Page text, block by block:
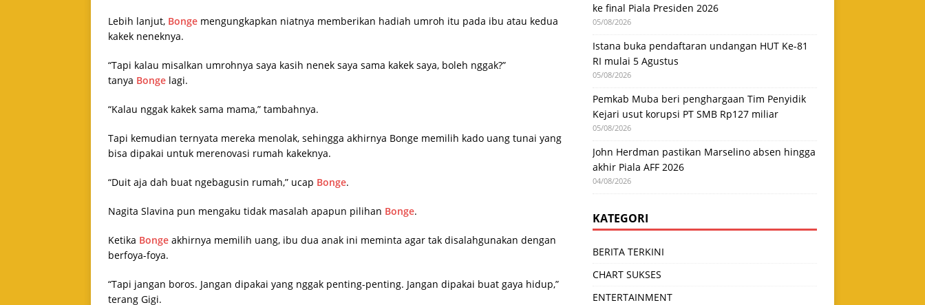
Lebih lanjut, Bonge mengungkapkan niatnya memberikan hadiah umroh itu pada ibu atau kedua
kakek neneknya.
“Tapi kalau misalkan umrohnya saya kasih nenek saya sama kakek saya, boleh nggak?”
tanya Bonge lagi.
“Kalau nggak kakek sama mama,” tambahnya.
Tapi kemudian ternyata mereka menolak, sehingga akhirnya Bonge memilih kado uang tunai yang
bisa dipakai untuk merenovasi rumah kakeknya.
“Duit aja dah buat ngebagusin rumah,” ucap Bonge.
Nagita Slavina pun mengaku tidak masalah apapun pilihan Bonge.
Ketika Bonge akhirnya memilih uang, ibu dua anak ini meminta agar tak disalahgunakan dengan
berfoya-foya.
“Tapi jangan boros. Jangan dipakai yang nggak penting-penting. Jangan dipakai buat gaya hidup,”
terang Gigi.
ke final Piala Presiden 2026
05/08/2026
Istana buka pendaftaran undangan HUT Ke-81
RI mulai 5 Agustus
05/08/2026
Pemkab Muba beri penghargaan Tim Penyidik
Kejari usut korupsi PT SMB Rp127 miliar
05/08/2026
John Herdman pastikan Marselino absen hingga
akhir Piala AFF 2026
04/08/2026
KATEGORI
BERITA TERKINI
CHART SUKSES
ENTERTAINMENT